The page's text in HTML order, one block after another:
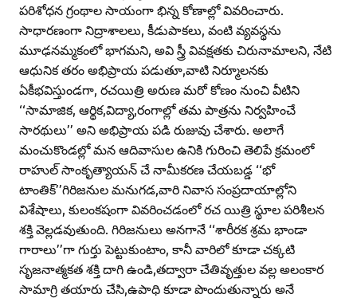
పరిశోధన గ్రంథాల సాయంగా భిన్న కోణాల్లో వివరించారు.
సాధారణంగా నిద్రాశాలలు, కీడుపాకలు, వంటి వ్యవస్థను
మూఢనమ్మకంలో భాగమని, అవి స్త్రీ వివక్షతకు చిరునామాలని, నేటి
ఆధునిక తరం అభిప్రాయ పడుతూ,వాటి నిర్మూలనకు
ఏకీభవిస్తుండగా, రచయిత్రి అరుణ మరో కోణం నుంచి వీటిని
‘‘సామాజిక, ఆర్థిక,విద్యా,రంగాల్లో తమ పాత్రను నిర్వహించే
సారథులు’’ అని అభిప్రాయ పడి రుజువు చేశారు. అలాగే
మంచుకొండల్లో మన ఆదివాసుల ఉనికి గురించి తెలిపే క్రమంలో
రాహుల్‌ సాంకృత్యాయన్‌ చే నామీకరణ చేయబడ్డ ‘‘భో
టాంతిక్‌’’గిరిజనుల మనుగడ,వారి నివాస సంప్రదాయాల్లోని
విశేషాలు, కులంకషంగా వివరించడంలో రచ యిత్రి స్థూల పరిశీలన
శక్తి వెల్లడవుతుంది. గిరిజనులు అనగానే ‘‘శారీరక శ్రమ భాండా
గారాలు’’గా గుర్తు పెట్టుకుంటాం, కానీ వారిలో కూడా చక్కటి
సృజనాత్మకత శక్తి దాగి ఉండి,తద్వారా చేతివృత్తుల వల్ల అలంకార
సామాగ్రి తయారు చేసి,ఉపాధి కూడా పొందుతున్నారు అనే